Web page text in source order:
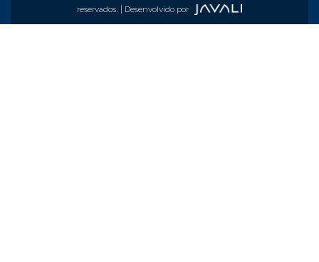
reservados. | Desenvolvido por